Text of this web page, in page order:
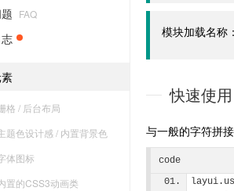
FAQ
格 / 后台布局
题色设计感 / 内置背景色
体图标
置的CSS3动画类
模块加载名称：
快速使用
与一般的字符拼
code